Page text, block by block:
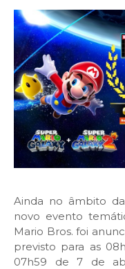
Ainda no âmbito
novo evento
Mario Bros. foi
previsto para as
07h59 de 7 de